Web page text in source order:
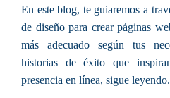
En este blog, te guiaremos a
de diseño para crear páginas
más adecuado según tus
historias de éxito que
presencia en línea, sigue leyendo.